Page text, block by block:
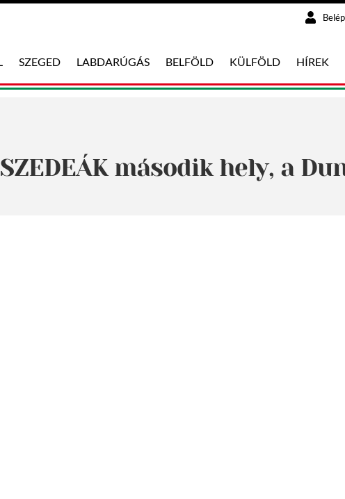
SZEGED LABDARÚGÁS BELFÖLD KÜLFÖLD HÍREK
második hely, a